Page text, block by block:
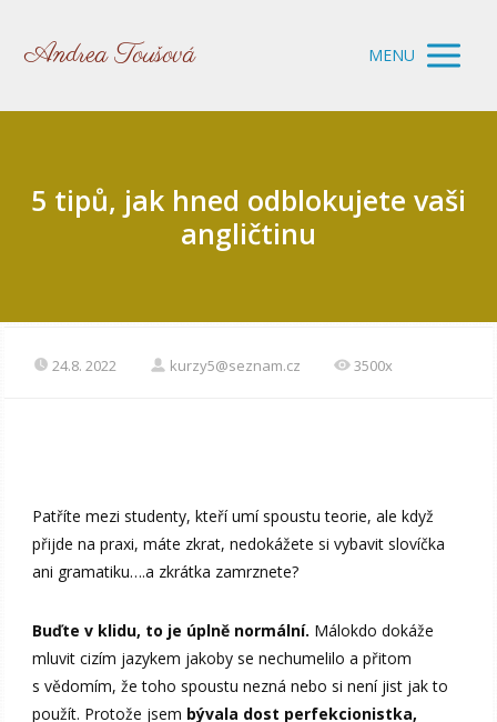
Andrea Toušová MENU
5 tipů, jak hned odblokujete vaši
angličtinu
24.8. 2022 kurzy5@seznam.cz 3500x
Patříte mezi studenty, kteří umí spoustu teorie, ale když
přijde na praxi, máte zkrat, nedokážete si vybavit slovíčka
ani gramatiku….a zkrátka zamrznete?
Buďte v klidu, to je úplně normální. Málokdo dokáže
mluvit cizím jazykem jakoby se nechumelilo a přitom
s vědomím, že toho spoustu nezná nebo si není jist jak to
použít. Protože jsem bývala dost perfekcionistka,